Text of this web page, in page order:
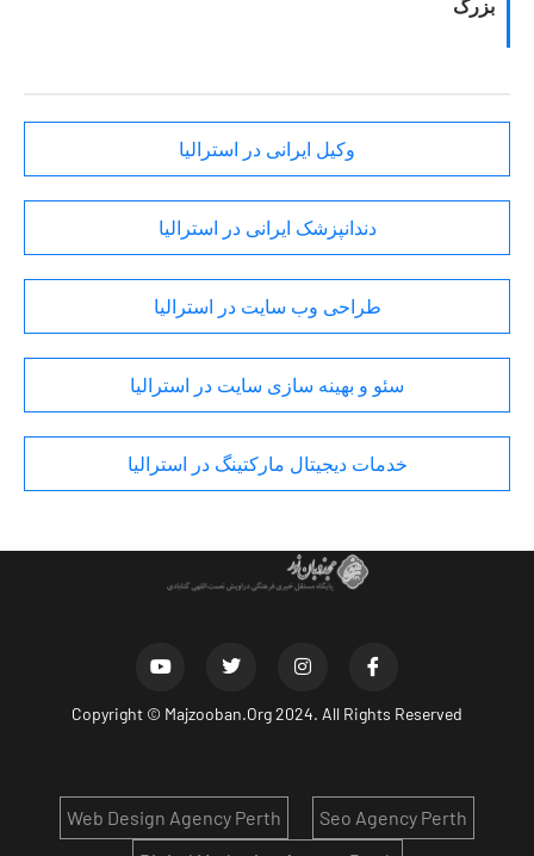
وکیل ایرانی در استرالیا
دندانپزشک ایرانی در استرالیا
طراحی وب سایت در استرالیا
سئو و بهینه سازی سایت در استرالیا
خدمات دیجیتال مارکتینگ در استرالیا
Copyright © Majzooban.Org2024. All Rights Reserved
Seo Agency Perth
Web Design Agency Perth